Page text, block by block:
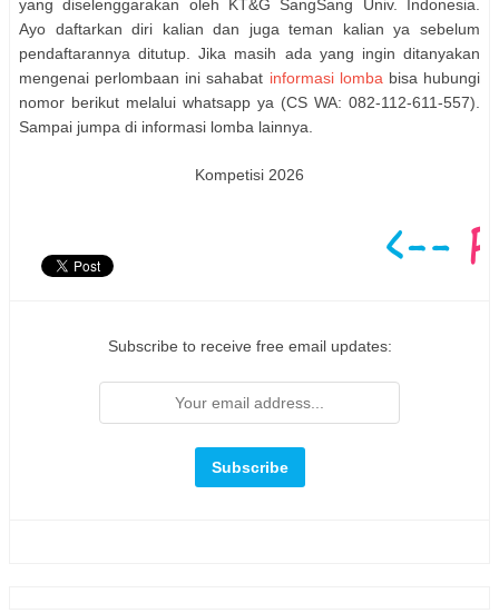
yang diselenggarakan oleh KT&G SangSang Univ. Indonesia.
Ayo daftarkan diri kalian dan juga teman kalian ya sebelum
pendaftarannya ditutup. Jika masih ada yang ingin ditanyakan
mengenai perlombaan ini sahabat informasi lombabisa hubungi
nomor berikut melalui whatsapp ya (CS WA: 082-112-611-557).
Sampai jumpa di informasi lomba lainnya.
Kompetisi 2026
Subscribe to receive free email updates: